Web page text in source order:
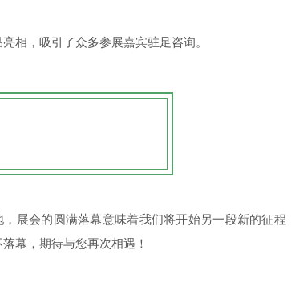
相，吸引了众多参展嘉宾驻足咨询。
展会的圆满落幕意味着我们将开始另一段新的征
幕，期待与您再次相遇！